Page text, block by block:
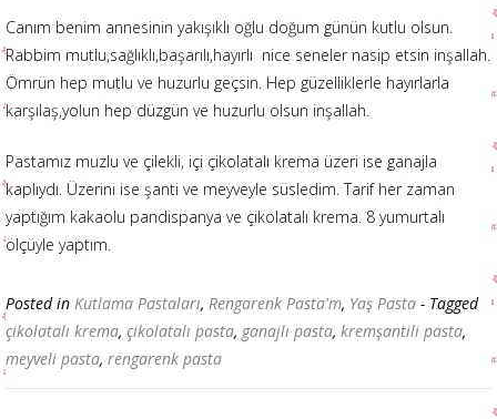
Canım benim annesinin yakışıklı oğlu doğum günün kutlu olsun.
Rabbim mutlu,sağlıklı,başarılı,hayırlı nice seneler nasip etsin inşallah.
Ömrün hep mutlu ve huzurlu geçsin. Hep güzelliklerle hayırlarla
karşılaş,yolun hep düzgün ve huzurlu olsun inşallah.
Pastamız muzlu ve çilekli, içi çikolatalı krema üzeri ise ganajla
kaplıydı. Üzerini ise şanti ve meyveyle süsledim. Tarif her zaman
yaptığım kakaolu pandispanya ve çikolatalı krema. 8 yumurtalı
ölçüyle yaptım.
Posted in Kutlama Pastaları, Rengarenk Pasta'm, Yaş Pasta - Tagged
çikolatalı krema, çikolatalı pasta, ganajlı pasta, kremşantili pasta,
meyveli pasta, rengarenk pasta